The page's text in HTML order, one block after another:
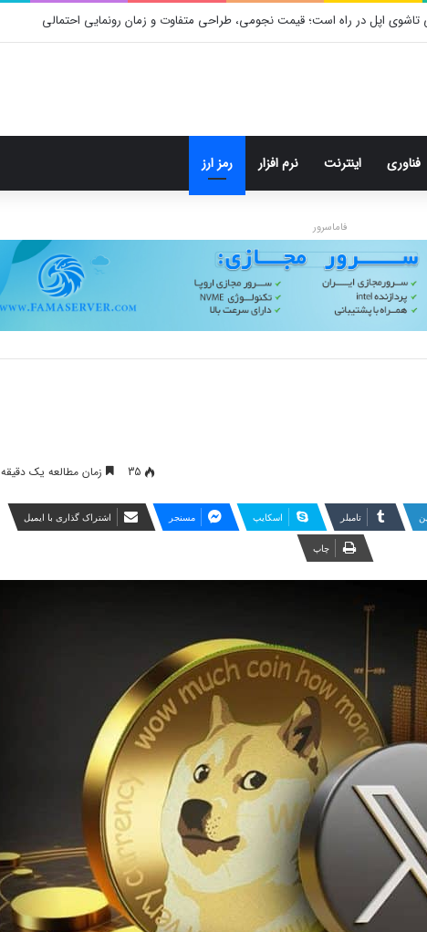
تاشوی اپل در راه است؛ قیمت نجومی، طراحی متفاوت و زمان رونمایی احتمالی
فناوری اینترنت نرم افزار رمز ارز
فاماسرور
35 زمان مطالعه یک دقیقه
تامبلر اسکایپ مسنجر اشتراک گذاری با ایمیل
چاپ